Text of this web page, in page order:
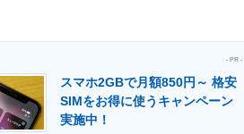
ティ マーケ×ITの今がよく分かる
- PR -
スマホ2GBで月額850円～ 格安
SIMをお得に使うキャンペーン
実施中！